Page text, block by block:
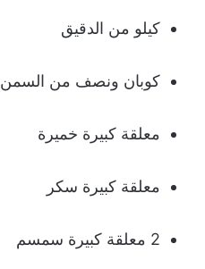
كيلو من الدقيق
كوبان ونصف من السمن
معلقة كبيرة خميرة
معلقة كبيرة سكر
2 معلقة كبيرة سمسم